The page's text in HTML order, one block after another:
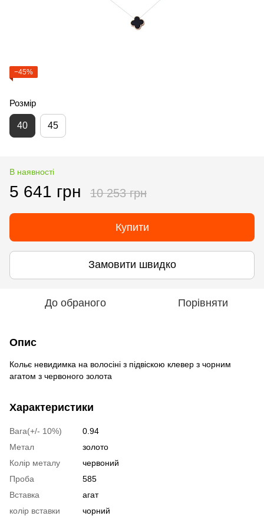
−45%
Розмір
40 45
В наявності
5 641 грн 10 253 грн
Купити
Замовити швидко
До обраного Порівняти
Опис
Кольє невидимка на волосіні з підвіскою клевер з чорним
агатом з червоного золота
Характеристики
Вага(+/- 10%)
0.94
Метал
золото
Колір металу
червоний
Проба
585
Вставка
агат
колір вставки
чорний